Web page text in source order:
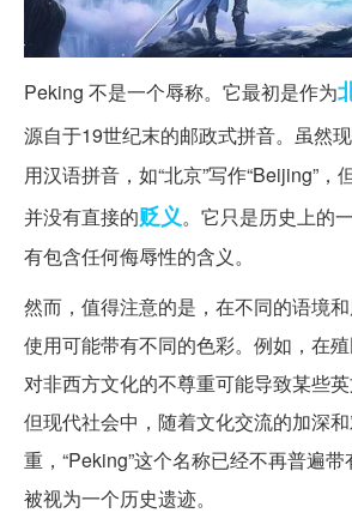
Peking 不是一个辱称。它最初是作为
源自于19世纪末的邮政式拼音。虽然
用汉语拼音，如“北京”写作“Beijing”，
并没有直接的贬义。它只是历史上的
有包含任何侮辱性的含义。
然而，值得注意的是，在不同的语境
使用可能带有不同的色彩。例如，在
对非西方文化的不尊重可能导致某些英
但现代社会中，随着文化交流的加深
重，“Peking”这个名称已经不再普遍
被视为一个历史遗迹。